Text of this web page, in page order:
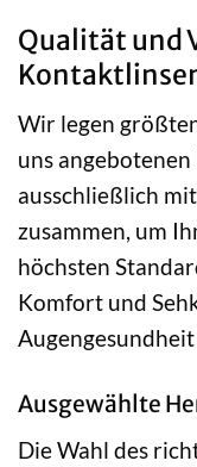
Qualität und
Wir legen
uns
ausschließlich
zusammen, um
höchsten
Komfort und
Ausgewählte
Die Wahl des